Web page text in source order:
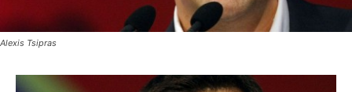
Alexis Tsipras